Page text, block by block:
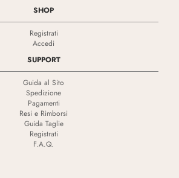
SHOP
Registrati
Accedi
SUPPORT
Guida al Sito
Spedizione
Pagamenti
Resi e Rimborsi
Guida Taglie
Registrati
F.A.Q.